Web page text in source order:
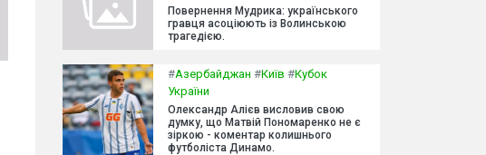
Повернення Мудрика: українського
гравця асоціюють із Волинською
трагедією.
#Азербайджан #Київ #Кубок
України
Олександр Алієв висловив свою
думку, що Матвій Пономаренко не є
зіркою - коментар колишнього
футболіста Динамо.